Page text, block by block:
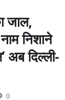
जाल,
निशाने
अब दिल्ली-
0